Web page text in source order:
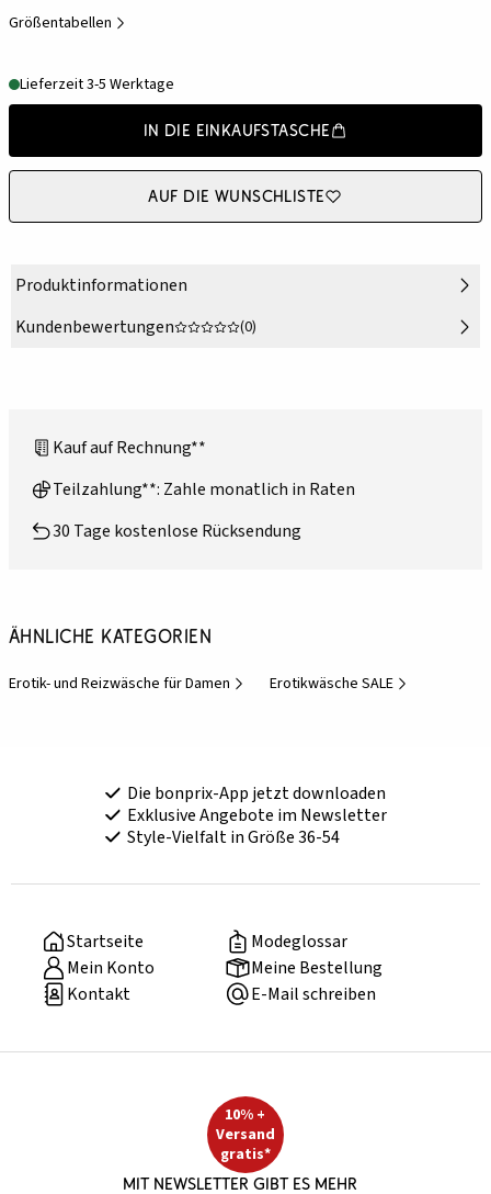
Größentabellen
Lieferzeit 3-5 Werktage
In die Einkaufstasche
Auf die Wunschliste
Produktinformationen
Kundenbewertungen
(0)
Kauf auf Rechnung**
Teilzahlung**: Zahle monatlich in Raten
30 Tage kostenlose Rücksendung
Ähnliche Kategorien
Erotik- und Reizwäsche für Damen Erotikwäsche SALE
Die bonprix-App jetzt downloaden
Exklusive Angebote im Newsletter
Style-Vielfalt in Größe 36-54
Startseite
Modeglossar
Mein Konto
Meine Bestellung
Kontakt
E-Mail schreiben
10% +
Versand
gratis*
Mit Newsletter gibt es mehr